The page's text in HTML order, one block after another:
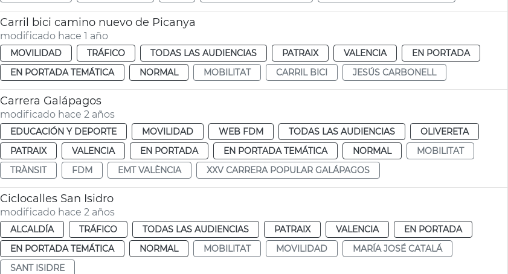
Carril bici camino nuevo de Picanya
modificado hace 1 año
MOVILIDAD TRÁFICO TODAS LAS AUDIENCIAS PATRAIX VALENCIA
EN PORTADA
EN PORTADA TEMÁTICA
NORMAL MOBILITAT CARRIL BICI JESÚS CARBONELL
Carrera Galápagos
modificado hace 2 años
EDUCACIÓN Y DEPORTE MOVILIDAD WEB FDM TODAS LAS AUDIENCIAS
OLIVERETA
PATRAIX
VALENCIA EN PORTADA EN PORTADA TEMÁTICA NORMAL
MOBILITAT
TRÀNSIT
FDM EMT VALÈNCIA XXV CARRERA POPULAR GALÁPAGOS
Ciclocalles San Isidro
modificado hace 2 años
ALCALDÍA TRÁFICO TODAS LAS AUDIENCIAS PATRAIX VALENCIA
EN PORTADA
EN PORTADA TEMÁTICA
NORMAL MOBILITAT MOVILIDAD
MARÍA JOSÉ CATALÁ
SANT ISIDRE